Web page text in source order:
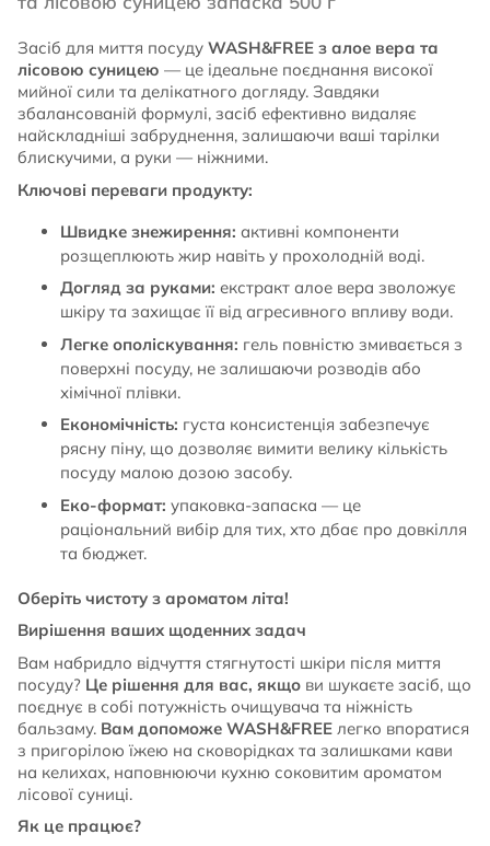
Засіб для миття посуду WASH&FREE з алое вера та
лісовою суницею — це ідеальне поєднання високої
мийної сили та делікатного догляду. Завдяки
збалансованій формулі, засіб ефективно видаляє
найскладніші забруднення, залишаючи ваші тарілки
блискучими, а руки — ніжними.
Ключові переваги продукту:
Швидке знежирення: активні компоненти
розщеплюють жир навіть у прохолодній воді.
Догляд за руками: екстракт алое вера зволожує
шкіру та захищає її від агресивного впливу води.
Легке ополіскування: гель повністю змивається з
поверхні посуду, не залишаючи розводів або
хімічної плівки.
Економічність: густа консистенція забезпечує
рясну піну, що дозволяє вимити велику кількість
посуду малою дозою засобу.
Еко-формат: упаковка-запаска — це
раціональний вибір для тих, хто дбає про довкілля
та бюджет.
Оберіть чистоту з ароматом літа!
Вирішення ваших щоденних задач
Вам набридло відчуття стягнутості шкіри після миття
посуду? Це рішення для вас, якщо ви шукаєте засіб, що
поєднує в собі потужність очищувача та ніжність
бальзаму. Вам допоможе WASH&FREE легко впоратися
з пригорілою їжею на сковорідках та залишками кави
на келихах, наповнюючи кухню соковитим ароматом
лісової суниці.
Як це працює?